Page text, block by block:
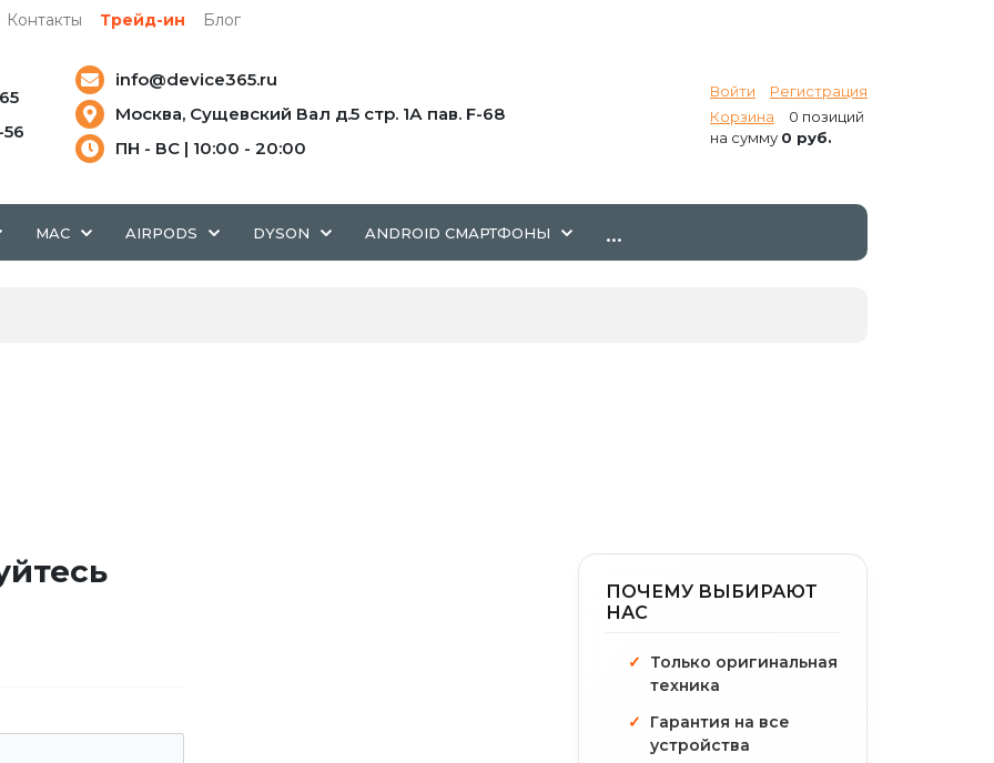
Контакты Трейд-ин Блог
Войти
Регистрация
Корзина
0 позиций
на сумму 0 руб.
info@device365.ru
Москва, Сущевский Вал д.5 стр. 1А пав. F-68
ПН - ВС | 10:00 - 20:00
MAC AIRPODS DYSON ANDROID СМАРТФОНЫ ...
ПОЧЕМУ ВЫБИРАЮТ
НАС
Только оригинальная
техника
Гарантия на все
устройства